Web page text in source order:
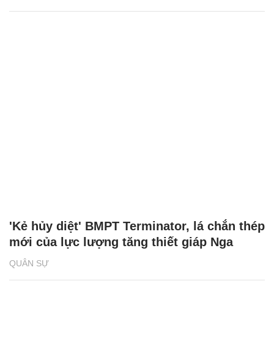
QUÂN SỰ
'Kẻ hủy diệt' BMPT Terminator, lá chắn thép
mới của lực lượng tăng thiết giáp Nga